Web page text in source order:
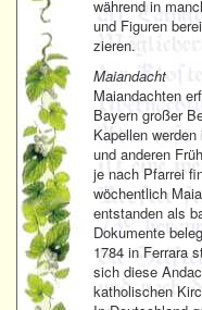
während in
und Figuren
zieren.
Maiandacht
Maiandachten
Bayern großer
Kapellen
und anderen
je nach Pfarrei
wöchentlich
entstanden als
Dokumente
1784 in Ferrara
sich diese
katholischen